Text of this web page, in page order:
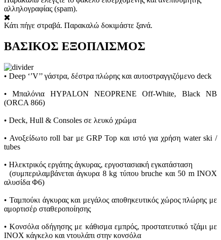
αλληλογραφίας (spam).
Κάτι πήγε στραβά. Παρακαλώ δοκιμάστε ξανά.
ΒΑΣΙΚΟΣ ΕΞΟΠΛΙΣΜΟΣ
• Deep ‘’V’’ γάστρα, δέστρα πλώρης και αυτοστραγγιζόμενο deck
• Mπαλόνια HYPALON NEOPRENE Off-White, Black NB
(ORCA 866)
• Deck, Hull & Consoles σε λευκό χρώμα
• Ανοξείδωτο roll bar με GRP Top και ιστό για χρήση water ski /
tubes
• Ηλεκτρικός εργάτης άγκυρας, εργοστασιακή εγκατάσταση
(συμπεριλαμβάνεται άγκυρα 8 kg τύπου bruche και 50 m INOX
αλυσίδα Φ6)
• Ταμπούκι άγκυρας και μεγάλος αποθηκευτικός χώρος πλώρης με
αμορτισέρ σταθεροποίησης
• Κονσόλα οδήγησης με κάθισμα εμπρός, προστατευτικό τζάμι με
INOX κάγκελο και ντουλάπι στην κονσόλα